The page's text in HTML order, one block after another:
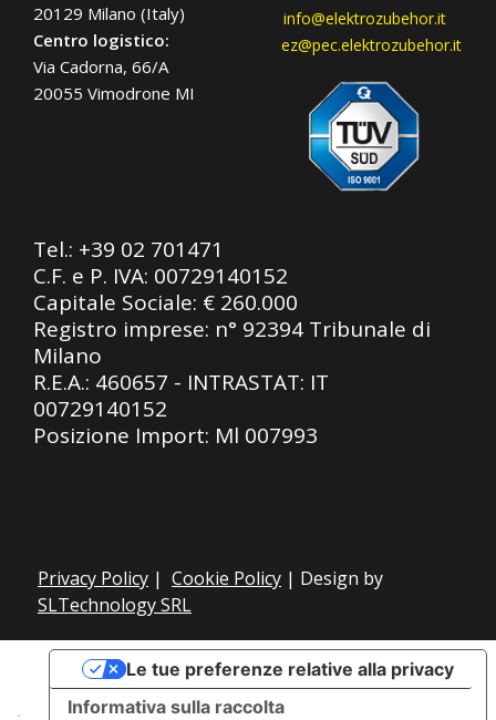
20129 Milano (Italy)
Centro logistico:
Via Cadorna, 66/A
20055 Vimodrone MI
info@elektrozubehor.it
ez@pec.elektrozubehor.it
Tel.: +39 02 701471
C.F. e P. IVA: 00729140152
Capitale Sociale: € 260.000
Registro imprese: n° 92394 Tribunale di
Milano
R.E.A.: 460657 - INTRASTAT: IT
00729140152
Posizione Import: Ml 007993
Privacy Policy | Cookie Policy | Design by
SLTechnology SRL
Informativa sulla raccolta
Le tue preferenze relative alla privacy